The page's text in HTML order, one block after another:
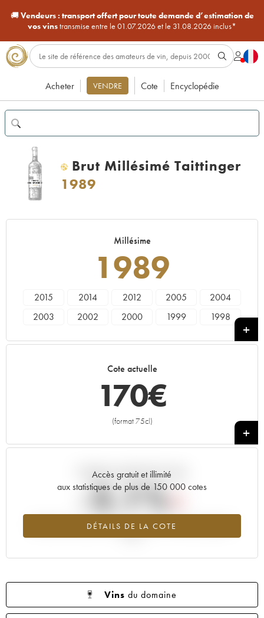
🚚Vendeurs : transport offert pour toute demande d’estimation de
vos vinstransmise entre le 01.07.2026 et le 31.08.2026 inclus*
Acheter VENDRE Cote Encyclopédie
H
Brut Millésimé Taittinger
1989
Millésime
1989
2015 2014 2012 2005
2004
2003
2002 2000 1999
1998
Cote actuelle
170€
(format 75cl)
+
Accès gratuit et illimité
aux statistiques de plus de 150 000 cotes
DÉTAILS DE LA COTE
Tendance actuelle de la cote
-2.1%
Tendance à la baisse du millésime 1989 en 2026 par rapport à
Vins du domaine